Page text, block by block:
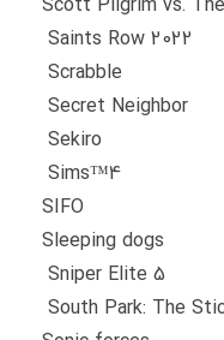
Saints Row 2022
Scrabble
Secret Neighbor
Sekiro
Sims™4
SIFO
Sleeping dogs
Sniper Elite 5
South Park: The